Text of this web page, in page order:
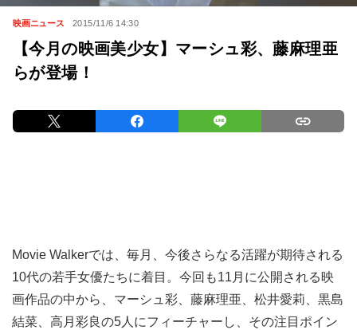
映画ニュース 2015/11/6 14:30
【今月の映画美少女】マーシュ彩、藤麻理亜
らが登場！
Movie Walkerでは、毎月、今後さらなる活躍が期待される
10代の若手女優たちに着目。今回も11月に公開される映
画作品の中から、マーシュ彩、藤麻理亜、松井愛莉、黒島
結菜、高月彩良の5人にフィーチャーし、その注目ポイン